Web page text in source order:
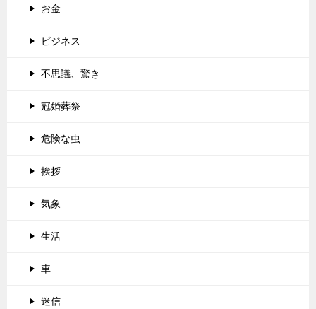
お金
ビジネス
不思議、驚き
冠婚葬祭
危険な虫
挨拶
気象
生活
車
迷信